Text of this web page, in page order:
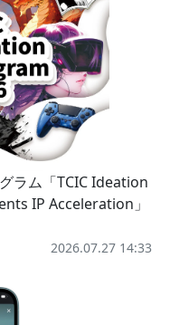
ラム「TCIC Ideation
IP Acceleration」
2026.07.27 14:33